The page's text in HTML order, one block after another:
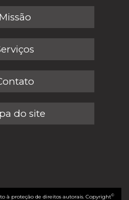
Missão
do site
à proteção de direitos autorais. Copyright©